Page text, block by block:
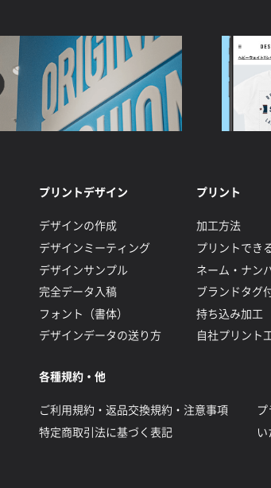
プリントデザイン
デザインの作成
デザインミーティング
デザインサンプル
完全データ入稿
フォント（書体）
デザインデータの送り方
プリント
加工方法
プリントでき
ネーム・ナン
ブランドタグ
持ち込み加工
自社プリント
各種規約・他
ご利用規約・返品交換規約・注意事項
特定商取引法に基づく表記
プ
い